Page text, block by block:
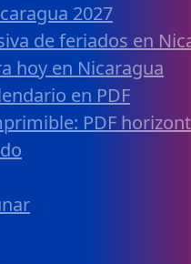
2027
de feriados en
hoy en Nicaragua
en PDF
PDF